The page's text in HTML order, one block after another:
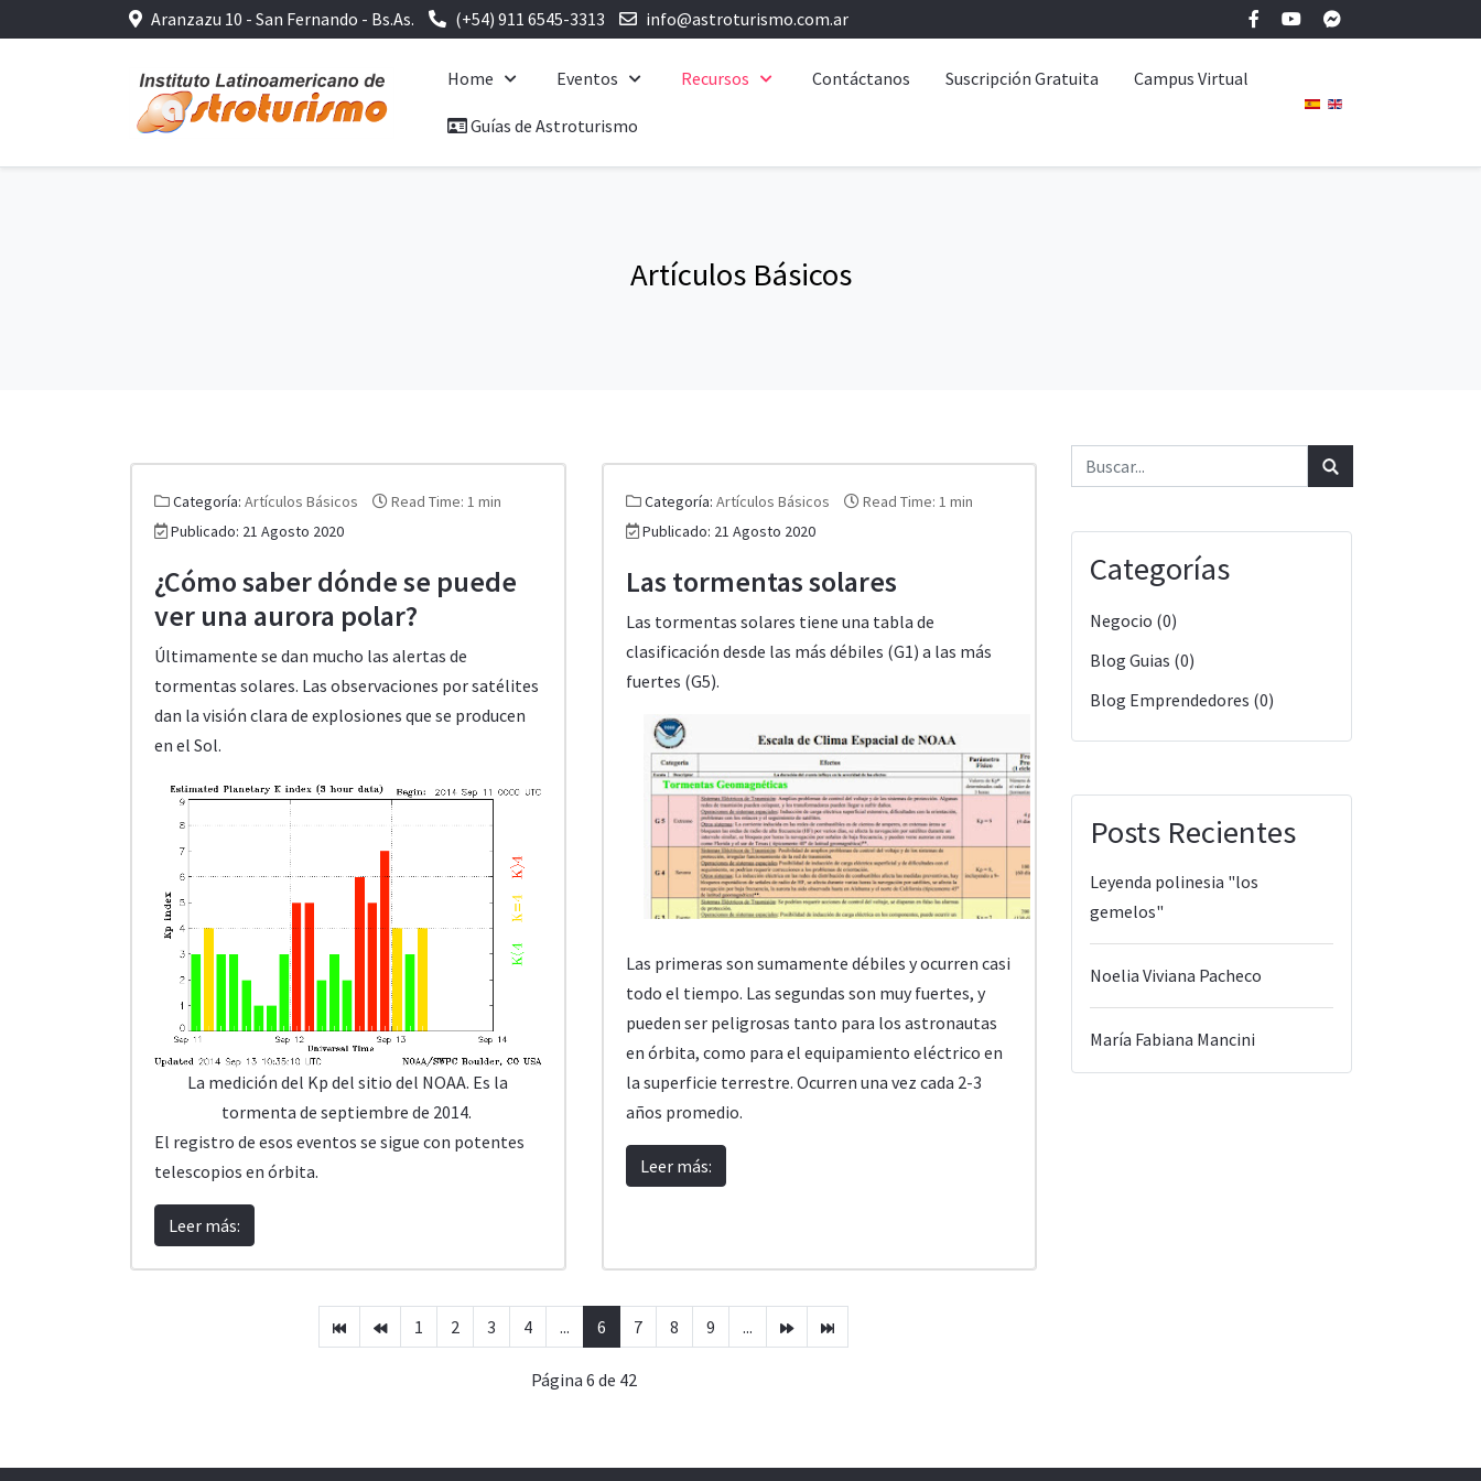
Aranzazu 10 - San Fernando - Bs.As. (+54) 911 6545-3313 info@astroturismo.com.ar
Home Eventos Recursos Contáctanos Suscripción Gratuita Campus Virtual
Guías de Astroturismo
Artículos Básicos
Categoría: Artículos Básicos
Read Time: 1 min
Publicado: 21 Agosto 2020
¿Cómo saber dónde se puede
ver una aurora polar?
Últimamente se dan mucho las alertas de
tormentas solares. Las observaciones por satélites
dan la visión clara de explosiones que se producen
en el Sol.
La medición del Kp del sitio del NOAA. Es la
tormenta de septiembre de 2014.
El registro de esos eventos se sigue con potentes
telescopios en órbita.
Leer más:
Categoría: Artículos Básicos
Read Time: 1 min
Publicado: 21 Agosto 2020
Las tormentas solares
Las tormentas solares tiene una tabla de
clasificación desde las más débiles (G1) a las más
fuertes (G5).
Las primeras son sumamente débiles y ocurren casi
todo el tiempo. Las segundas son muy fuertes, y
pueden ser peligrosas tanto para los astronautas
en órbita, como para el equipamiento eléctrico en
la superficie terrestre. Ocurren una vez cada 2-3
años promedio.
Leer más:
1 2 3 4 ... 6 7 8 9 ...
Página 6 de 42
Categorías
Negocio (0)
Blog Guias (0)
Blog Emprendedores (0)
Posts Recientes
Leyenda polinesia "los
gemelos"
Noelia Viviana Pacheco
María Fabiana Mancini